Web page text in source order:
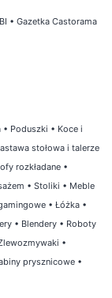
• Gazetka Castorama
• Poduszki • Koce i
stołowa i talerze
rozkładane •
• Stoliki • Meble
• Łóżka •
• Blendery • Roboty
•
prysznicowe •